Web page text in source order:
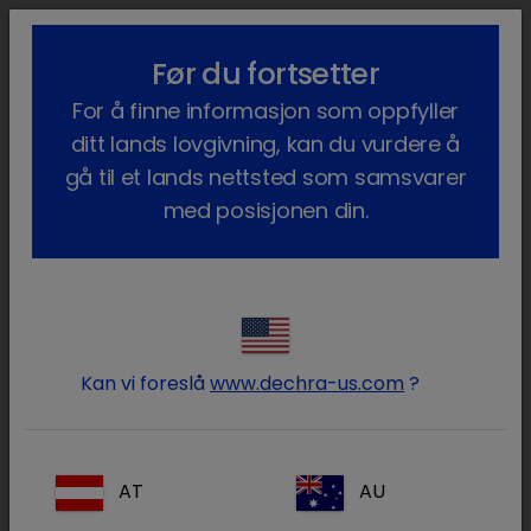
lock_outline search menu
Legemidler
Geit Pharma Lisensiert
Pharma Lisensiert
(2 produkter)
Logg på Dechra -kontoen
din
Før du fortsetter
For å finne informasjon som oppfyller
ditt lands lovgivning, kan du vurdere å
gå til et lands nettsted som samsvarer
med posisjonen din.
Kan vi foreslåwww.dechra-us.com ?
AT AU